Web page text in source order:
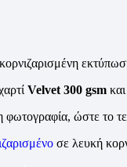
κορνιζαρισμένη
Velvet 300 gsm
ώστε το
σε λευκή